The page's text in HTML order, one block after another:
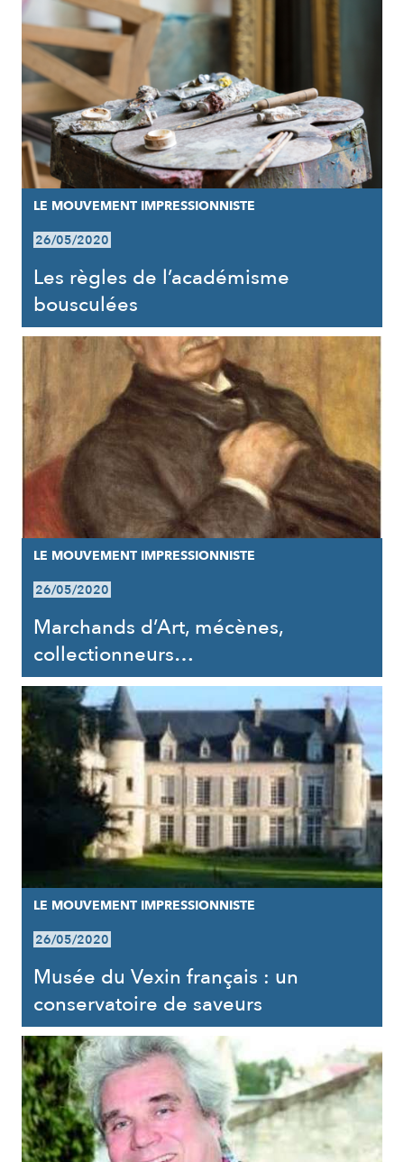
LE MOUVEMENT IMPRESSIONNISTE
26/05/2020
Les règles de l’académisme
bousculées
LE MOUVEMENT IMPRESSIONNISTE
26/05/2020
Marchands d’Art, mécènes,
collectionneurs…
LE MOUVEMENT IMPRESSIONNISTE
26/05/2020
Musée du Vexin français : un
conservatoire de saveurs